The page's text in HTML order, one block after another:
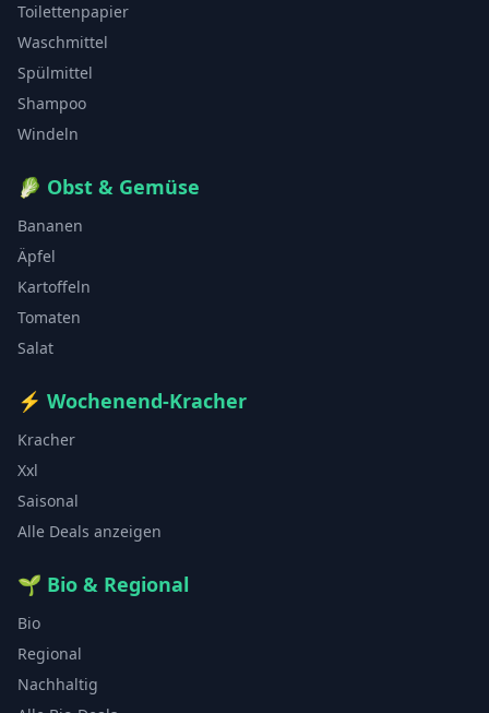
Toilettenpapier
Waschmittel
Spülmittel
Shampoo
Windeln
🥬 Obst & Gemüse
Bananen
Äpfel
Kartoffeln
Tomaten
Salat
⚡ Wochenend-Kracher
Kracher
Xxl
Saisonal
Alle Deals anzeigen
🌱 Bio & Regional
Bio
Regional
Nachhaltig